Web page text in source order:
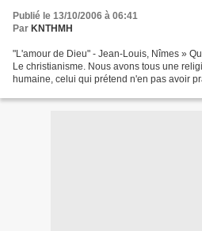
Publié le 13/10/2006 à 06:41
Par KNTHMH
"L'amour de Dieu" - Jean-Louis, Nîmes »
Le christianisme. Nous avons tous une
humaine, celui qui prétend n'en pas avoir